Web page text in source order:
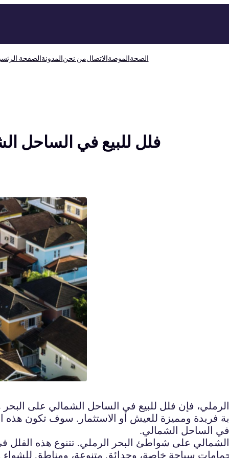
الصفحةالمدونةمن نحنالاتصالالموضةالصحة
فلل للبيع في الساحل
فإن فلل للبيع في الساحل الشمالي على البحر
ومميزة للعيش أو الاستثمار. سوف تكون هذه
في الساحل الشمالي.
على شواطئ البحر الرملي. تتنوع هذه الفلل
سباحة خاصة، وحدائق متنوعة، ومناطق للشواء